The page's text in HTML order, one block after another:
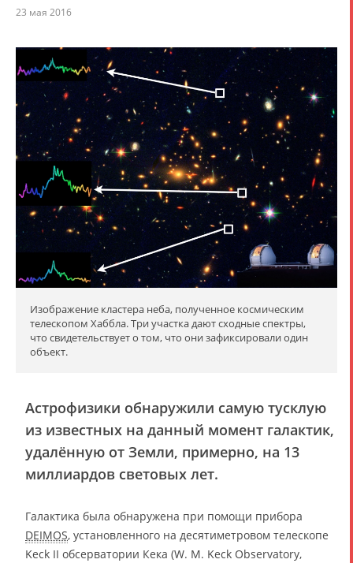
23 мая 2016
Изображение кластера неба, полученное космическим
телескопом Хаббла. Три участка дают сходные спектры,
что свидетельствует о том, что они зафиксировали один
объект.
Астрофизики обнаружили самую тусклую
из известных на данный момент галактик,
удалённую от Земли, примерно, на 13
миллиардов световых лет.
Галактика была обнаружена при помощи прибора
DEIMOS, установленного на десятиметровом телескопе
Keck II обсерватории Кека (W. M. Keck Observatory,